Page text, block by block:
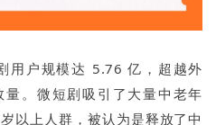
用户规模达 5.76 亿，超越外
。微短剧吸引了大量中老年
以上人群，被认为是释放了中